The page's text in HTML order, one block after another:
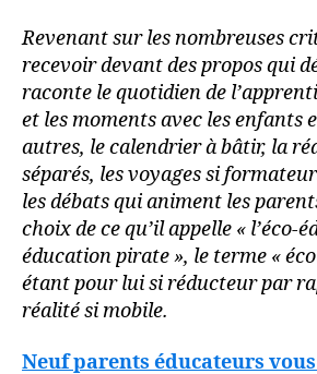
Revenant sur les nombreuses
recevoir devant des propos qui
raconte le quotidien de
et les moments avec les enfants
autres, le calendrier à bâtir, la
séparés, les voyages si
les débats qui animent les
choix de ce qu’il appelle « l’éco-
éducation pirate », le terme «
étant pour lui si réducteur par
réalité si mobile.
Neuf parents éducateurs